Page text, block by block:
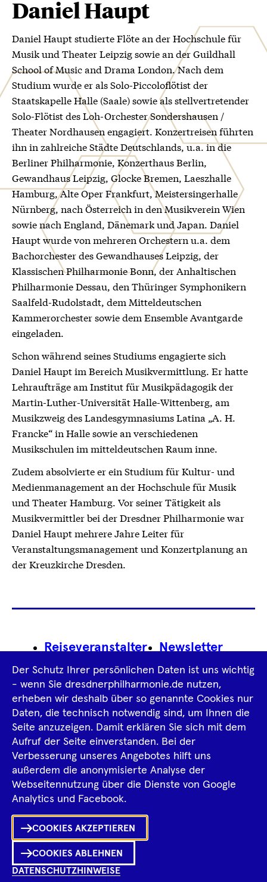
Daniel Haupt
Daniel Haupt studierte Flöte an der Hochschule für
Musik und Theater Leipzig sowie an der Guildhall
School of Music and Drama London. Nach dem
Studium wurde er als Solo-Piccoloflötist der
Staatskapelle Halle (Saale) sowie als stellvertretender
Solo-Flötist des Loh-Orchester Sondershausen /
Theater Nordhausen engagiert. Konzertreisen führten
ihn in zahlreiche Städte Deutschlands, u.a. in die
Berliner Philharmonie, Konzerthaus Berlin,
Gewandhaus Leipzig, Glocke Bremen, Laeszhalle
Hamburg, Alte Oper Frankfurt, Meistersingerhalle
Nürnberg, nach Österreich in den Musikverein Wien
sowie nach England, Dänemark und Japan. Daniel
Haupt wurde von mehreren Orchestern u.a. dem
Bachorchester des Gewandhauses Leipzig, der
Klassischen Philharmonie Bonn, der Anhaltischen
Philharmonie Dessau, den Thüringer Symphonikern
Saalfeld-Rudolstadt, dem Mitteldeutschen
Kammerorchester sowie dem Ensemble Avantgarde
eingeladen.
Schon während seines Studiums engagierte sich
Daniel Haupt im Bereich Musikvermittlung. Er hatte
Lehraufträge am Institut für Musikpädagogik der
Martin-Luther-Universität Halle-Wittenberg, am
Musikzweig des Landesgymnasiums Latina „A. H.
Francke“ in Halle sowie an verschiedenen
Musikschulen im mitteldeutschen Raum inne.
Zudem absolvierte er ein Studium für Kultur- und
Medienmanagement an der Hochschule für Musik
und Theater Hamburg. Vor seiner Tätigkeit als
Musikvermittler bei der Dresdner Philharmonie war
Daniel Haupt mehrere Jahre Leiter für
Veranstaltungsmanagement und Konzertplanung an
der Kreuzkirche Dresden.
Footer
Reiseveranstalter Newsletter
Impressum
Datenschutz­information AGB
Intern
TiktokFacebook
Instagram
SpotifyYouTube
Der Schutz Ihrer persönlichen Daten ist uns wichtig
- wenn Sie dresdnerphilharmonie.de nutzen,
erheben wir deshalb über so genannte Cookies nur
Daten, die technisch notwendig sind, um Ihnen die
Seite anzuzeigen. Damit erklären Sie sich mit dem
Aufruf der Seite einverstanden. Bei der
Verbesserung unseres Angebotes hilft uns
außerdem die anonymisierte Analyse der
Webseitennutzung über die Dienste von Google
Analytics und Facebook.
COOKIES AKZEPTIEREN
COOKIES ABLEHNEN
DATENSCHUTZHINWEISE